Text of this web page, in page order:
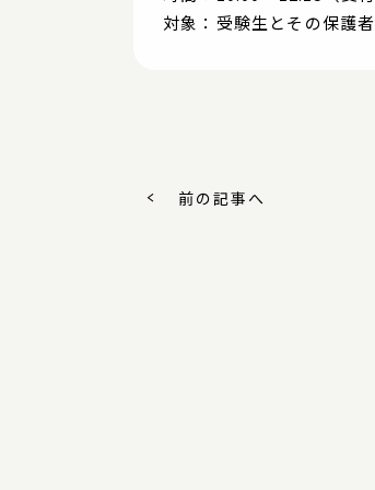
対象：受験生とその保護者
前の記事へ